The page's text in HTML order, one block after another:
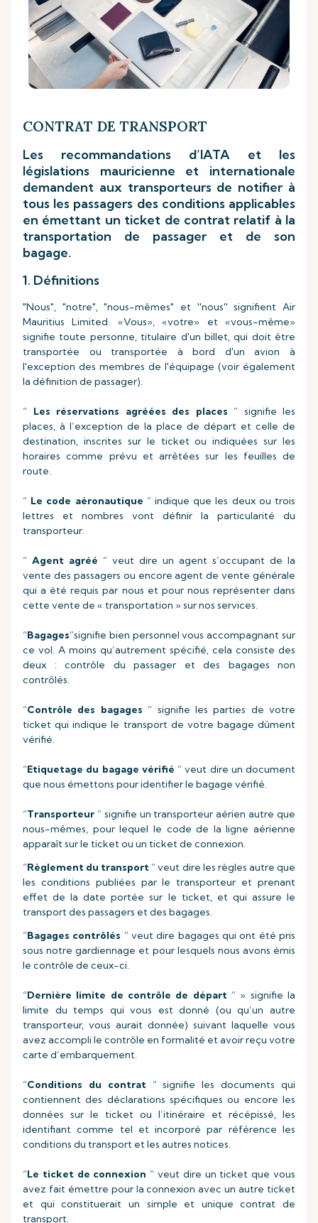
CONTRAT DE TRANSPORT
Les recommandations d’IATA et les
législations mauricienne et internationale
demandent aux transporteurs de notifier à
tous les passagers des conditions applicables
en émettant un ticket de contrat relatif à la
transportation de passager et de son
bagage.
1. Définitions
"Nous", "notre", "nous-mêmes" et ''nous'' signifient Air
Mauritius Limited. «Vous», «votre» et «vous-même»
signifie toute personne, titulaire d'un billet, qui doit être
transportée ou transportée à bord d'un avion à
l'exception des membres de l'équipage (voir également
la définition de passager).
“ Les réservations agréées des places ” signifie les
places, à l’exception de la place de départ et celle de
destination, inscrites sur le ticket ou indiquées sur les
horaires comme prévu et arrêtées sur les feuilles de
route.
“ Le code aéronautique ” indique que les deux ou trois
lettres et nombres vont définir la particularité du
transporteur.
“ Agent agréé ” veut dire un agent s’occupant de la
vente des passagers ou encore agent de vente générale
qui a été requis par nous et pour nous représenter dans
cette vente de « transportation » sur nos services.
“Bagages”signifie bien personnel vous accompagnant sur
ce vol. A moins qu’autrement spécifié, cela consiste des
deux : contrôle du passager et des bagages non
contrôlés.
“Contrôle des bagages ” signifie les parties de votre
ticket qui indique le transport de votre bagage dûment
vérifié.
“Etiquetage du bagage vérifié ” veut dire un document
que nous émettons pour identifier le bagage vérifié.
“Transporteur ” signifie un transporteur aérien autre que
nous-mêmes, pour lequel le code de la ligne aérienne
apparaît sur le ticket ou un ticket de connexion.
“Règlement du transport ” veut dire les règles autre que
les conditions publiées par le transporteur et prenant
effet de la date portée sur le ticket, et qui assure le
transport des passagers et des bagages.
“Bagages contrôlés ” veut dire bagages qui ont été pris
sous notre gardiennage et pour lesquels nous avons émis
le contrôle de ceux-ci.
“Dernière limite de contrôle de départ” » signifie la
limite du temps qui vous est donné (ou qu’un autre
transporteur, vous aurait donnée) suivant laquelle vous
avez accompli le contrôle en formalité et avoir reçu votre
carte d’embarquement.
“Conditions du contrat” signifie les documents qui
contiennent des déclarations spécifiques ou encore les
données sur le ticket ou l’itinéraire et récépissé, les
identifiant comme tel et incorporé par référence les
conditions du transport et les autres notices.
“Le ticket de connexion ” veut dire un ticket que vous
avez fait émettre pour la connexion avec un autre ticket
et qui constituerait un simple et unique contrat de
transport.